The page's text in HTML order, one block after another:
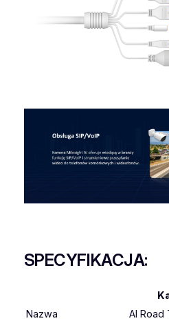
SPECYFIKACJA:
Nazwa
AI Road